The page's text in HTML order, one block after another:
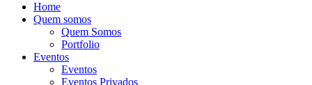
Home
Quem somos
Quem Somos
Portfolio
Eventos
Eventos
Eventos Privados